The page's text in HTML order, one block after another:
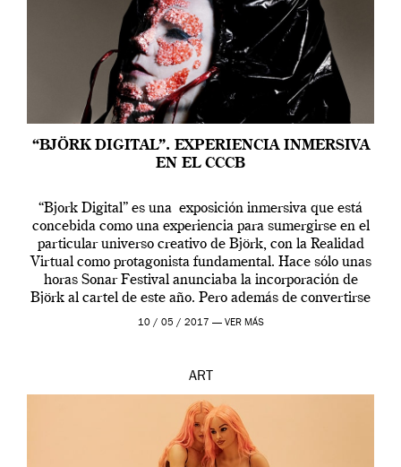
“BJÖRK DIGITAL”. EXPERIENCIA INMERSIVA
EN EL CCCB
“Bjork Digital” es una exposición inmersiva que está
concebida como una experiencia para sumergirse en el
particular universo creativo de Björk, con la Realidad
Virtual como protagonista fundamental. Hace sólo unas
horas Sonar Festival anunciaba la incorporación de
Björk al cartel de este año. Pero además de convertirse
en una de las actuaciones más relevantes […]
10 / 05 / 2017 — VER MÁS
ART